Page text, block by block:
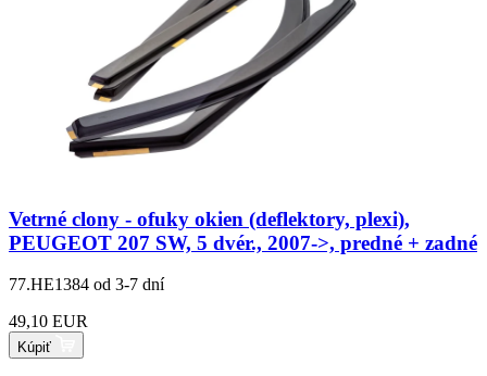
Vetrné clony - ofuky okien (deflektory, plexi),
PEUGEOT 207 SW, 5 dvér., 2007->, predné + zadné
77.HE1384 od 3-7 dní
49,10 EUR
Kúpiť